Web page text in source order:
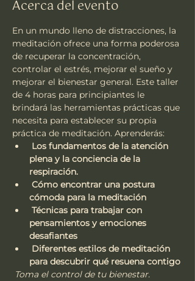
Acerca del evento
En un mundo lleno de distracciones, la
meditación ofrece una forma poderosa
de recuperar la concentración,
controlar el estrés, mejorar el sueño y
mejorar el bienestar general. Este taller
de 4 horas para principiantes le
brindará las herramientas prácticas que
necesita para establecer su propia
práctica de meditación. Aprenderás:
Los fundamentos de la atención
plena y la conciencia de la
respiración.
Cómo encontrar una postura
cómoda para la meditación
Técnicas para trabajar con
pensamientos y emociones
desafiantes
Diferentes estilos de meditación
para descubrir qué resuena contigo
Toma el control de tu bienestar.